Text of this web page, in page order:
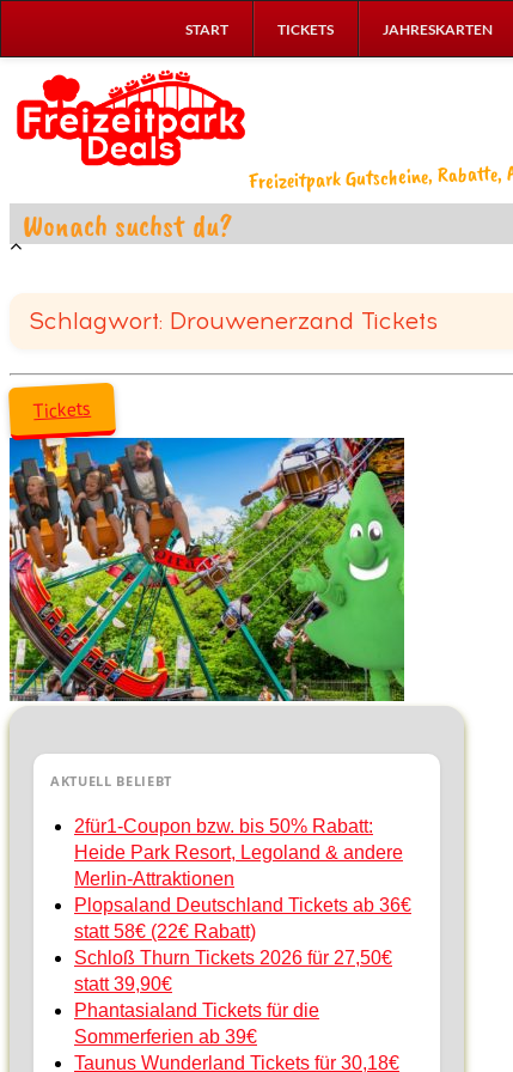
START TICKETS JAHRESKARTEN
Freizeitpark Gutscheine, Rabatte,
Schlagwort: Drouwenerzand Tickets
Tickets
AKTUELL BELIEBT
2für1-Coupon bzw. bis 50% Rabatt:
Heide Park Resort, Legoland & andere
Merlin-Attraktionen
Plopsaland Deutschland Tickets ab 36€
statt 58€ (22€ Rabatt)
Schloß Thurn Tickets 2026 für 27,50€
statt 39,90€
Phantasialand Tickets für die
Sommerferien ab 39€
Taunus Wunderland Tickets für 30,18€